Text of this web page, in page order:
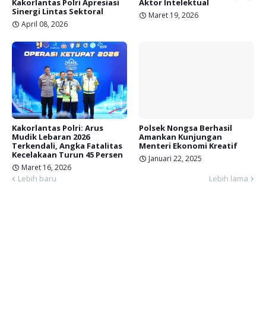
Kakorlantas Polri Apresiasi
Sinergi Lintas Sektoral
April 08, 2026
Aktor Intelektual
Maret 19, 2026
Kakorlantas Polri: Arus
Mudik Lebaran 2026
Terkendali, Angka Fatalitas
Kecelakaan Turun 45 Persen
Maret 16, 2026
Polsek Nongsa Berhasil
Amankan Kunjungan
Menteri Ekonomi Kreatif
Januari 22, 2025
Lebih baru Lebih lama